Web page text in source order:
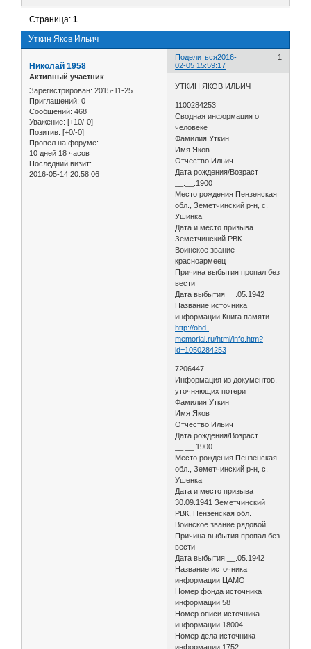
Уткин Яков Ильич
Страница:1
Поделиться 1
2016-
02-05 15:59:17
Николай 1958
Активный участник
Зарегистрирован: 2015-11-25
Приглашений: 0
Сообщений: 468
Уважение: [+10/-0]
Позитив: [+0/-0]
Провел на форуме:
10 дней 18 часов
Последний визит:
2016-05-14 20:58:06
УТКИН ЯКОВ ИЛЬИЧ
1100284253
Сводная информация о
человеке
Фамилия Уткин
Имя Яков
Отчество Ильич
Дата рождения/Возраст
__.__.1900
Место рождения Пензенская
обл., Земетчинский р-н, с.
Ушинка
Дата и место призыва
Земетчинский РВК
Воинское звание
красноармеец
Причина выбытия пропал без
вести
Дата выбытия __.05.1942
Название источника
информации Книга памяти
http://obd-
memorial.ru/html/info.htm?
id=1050284253
7206447
Информация из документов,
уточняющих потери
Фамилия Уткин
Имя Яков
Отчество Ильич
Дата рождения/Возраст
__.__.1900
Место рождения Пензенская
обл., Земетчинский р-н, с.
Ушенка
Дата и место призыва
30.09.1941 Земетчинский
РВК, Пензенская обл.
Воинское звание рядовой
Причина выбытия пропал без
вести
Дата выбытия __.05.1942
Название источника
информации ЦАМО
Номер фонда источника
информации 58
Номер описи источника
информации 18004
Номер дела источника
информации 1752